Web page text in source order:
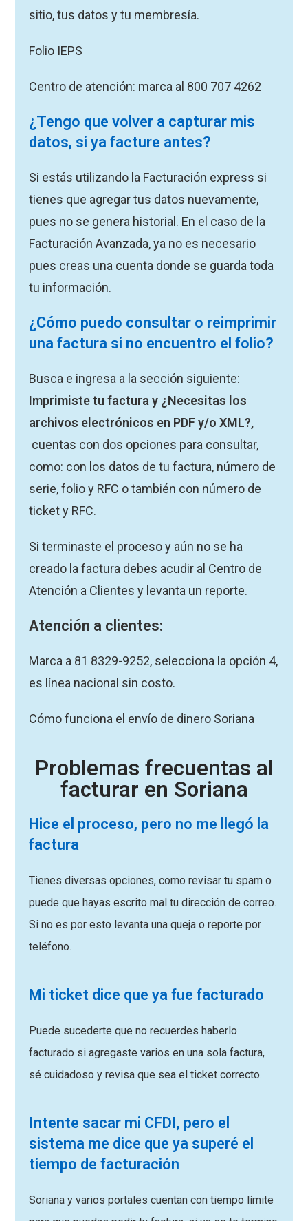
sitio, tus datos y tu membresía.
Folio IEPS
Centro de atención: marca al 800 707 4262
¿Tengo que volver a capturar mis
datos, si ya facture antes?
Si estás utilizando la Facturación express si
tienes que agregar tus datos nuevamente,
pues no se genera historial. En el caso de la
Facturación Avanzada, ya no es necesario
pues creas una cuenta donde se guarda toda
tu información.
¿Cómo puedo consultar o reimprimir
una factura si no encuentro el folio?
Busca e ingresa a la sección siguiente:
Imprimiste tu factura y ¿Necesitas los
archivos electrónicos en PDF y/o XML?,
cuentas con dos opciones para consultar,
como: con los datos de tu factura, número de
serie, folio y RFC o también con número de
ticket y RFC.
Si terminaste el proceso y aún no se ha
creado la factura debes acudir al Centro de
Atención a Clientes y levanta un reporte.
Atención a clientes:
Marca a 81 8329-9252, selecciona la opción 4,
es línea nacional sin costo.
Cómo funciona el envío de dinero Soriana
Problemas frecuentas al
facturar en Soriana
Hice el proceso, pero no me llegó la
factura
Tienes diversas opciones, como revisar tu spam o
puede que hayas escrito mal tu dirección de correo.
Si no es por esto levanta una queja o reporte por
teléfono.
Mi ticket dice que ya fue facturado
Puede sucederte que no recuerdes haberlo
facturado si agregaste varios en una sola factura,
sé cuidadoso y revisa que sea el ticket correcto.
Intente sacar mi CFDI, pero el
sistema me dice que ya superé el
tiempo de facturación
Soriana y varios portales cuentan con tiempo límite